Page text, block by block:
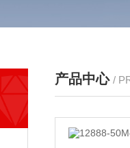
产品中心 /